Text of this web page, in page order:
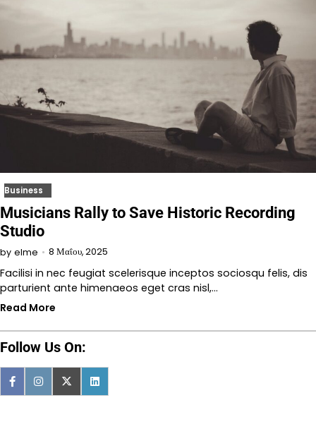
Business
Musicians Rally to Save Historic Recording
Studio
by elme 8 Μαΐου, 2025
Facilisi in nec feugiat scelerisque inceptos sociosqu felis, dis
parturient ante himenaeos eget cras nisl,…
Read More
Follow Us On: